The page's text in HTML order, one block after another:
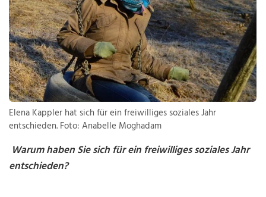
Elena Kappler hat sich für ein freiwilliges soziales Jahr
entschieden. Foto: Anabelle Moghadam
Warum haben Sie sich für ein freiwilliges soziales Jahr
entschieden?